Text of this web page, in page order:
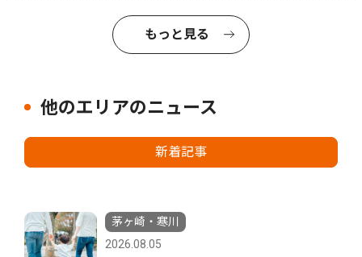
もっと見る
他のエリアのニュース
新着記事
茅ヶ崎・寒川
2026.08.05